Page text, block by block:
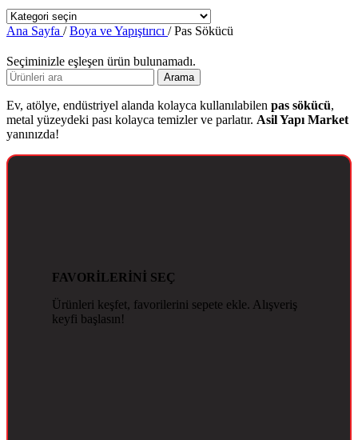
Ana Sayfa / Boya ve Yapıştırıcı / Pas Sökücü
Seçiminizle eşleşen ürün bulunamadı.
Arama
Ev, atölye, endüstriyel alanda kolayca kullanılabilen pas sökücü,
metal yüzeydeki pası kolayca temizler ve parlatır. Asil Yapı Market
yanınızda!
FAVORİLERİNİ SEÇ
Ürünleri keşfet, favorilerini sepete ekle. Alışveriş
keyfi başlasın!